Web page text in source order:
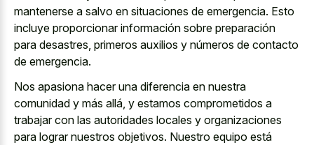
mantenerse a salvo en situaciones de emergencia. Esto
incluye proporcionar información sobre preparación
para desastres, primeros auxilios y números de contacto
de emergencia.
Nos apasiona hacer una diferencia en nuestra
comunidad y más allá, y estamos comprometidos a
trabajar con las autoridades locales y organizaciones
para lograr nuestros objetivos. Nuestro equipo está